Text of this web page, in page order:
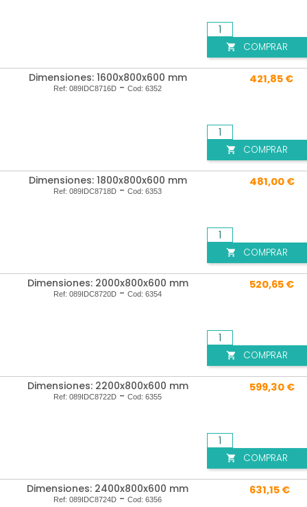
 COMPRAR
Dimensiones: 1600x800x600 mm
Ref: 089IDC8716D - Cod: 6352
421,85 €
 COMPRAR
Dimensiones: 1800x800x600 mm
Ref: 089IDC8718D - Cod: 6353
481,00 €
 COMPRAR
Dimensiones: 2000x800x600 mm
Ref: 089IDC8720D - Cod: 6354
520,65 €
 COMPRAR
Dimensiones: 2200x800x600 mm
Ref: 089IDC8722D - Cod: 6355
599,30 €
 COMPRAR
Dimensiones: 2400x800x600 mm
Ref: 089IDC8724D - Cod: 6356
631,15 €